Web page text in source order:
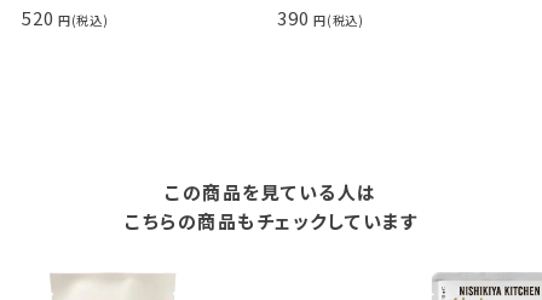
520 390
この商品を見ている人は
こちらの商品もチェックしています